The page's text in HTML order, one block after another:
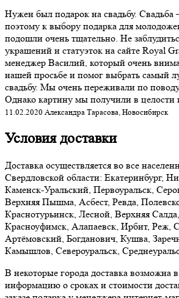
Нужен был подарок на свадьбу. Свадьба
поэтому к выбору подарка для
подошли очень тщательно. Не
украшений и статуэток на сайте Royal
менеджер Василий, который очень
нашей просьбе и помог выбрать самый
свадьбу. Мы очень переживали по
Однако картину мы получили в целости
11.02.2020 Александра Тарасова, Новосибирск
Условия доставки
Доставка осуществляется во все
Свердловской области: Екатеринбург,
Каменск-Уральский, Первоуральск,
Верхняя Пышма, Асбест, Ревда,
Краснотурьинск, Лесной, Верхняя
Красноуфимск, Алапаевск, Ирбит, Реж,
Артёмовский, Богданович, Кушва,
Камышлов, Североуральск,
В некоторые города доставка возможна
информацию о сроках и стоимости